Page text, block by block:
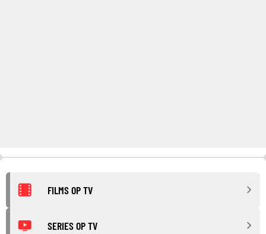
FILMS OP TV
SERIES OP TV